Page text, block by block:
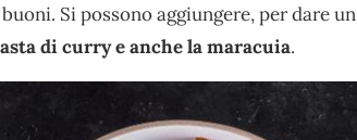
Si possono aggiungere, per dare un
di curry e anche la maracuia.